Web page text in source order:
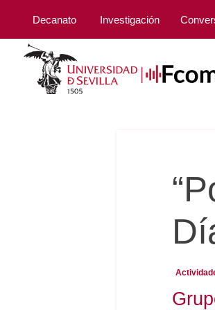
Decanato Investigación